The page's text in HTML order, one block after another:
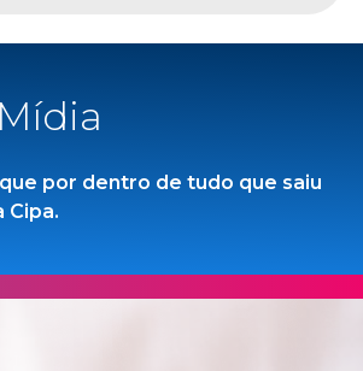
por dentro de tudo que saiu
Cipa.